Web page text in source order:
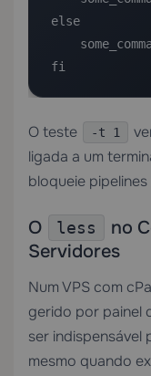
else
fi
O teste -t 1
ligada a um
bloqueie
O less
no
Servidores
NumVPS com
gerido por painel
ser indispensável
mesmo quando